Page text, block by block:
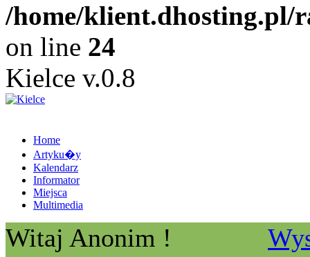
/home/klient.dhosting.pl/
on line 24
Kielce v.0.8
Home
Artyku�y
Kalendarz
Informator
Miejsca
Multimedia
Witaj Anonim !